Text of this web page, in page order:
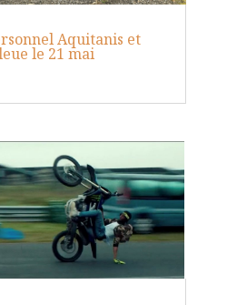
Aquitanis et
le 21 mai